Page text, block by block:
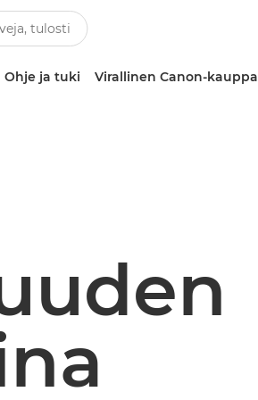
Ohje ja tuki Virallinen Canon-kauppa